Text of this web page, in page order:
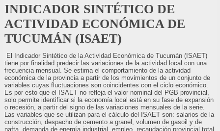
INDICADOR SINTÉTICO DE
ACTIVIDAD ECONÓMICA DE
TUCUMÁN (ISAET)
El Indicador Sintético de la Actividad Económica de Tucumán (ISAET)
tiene por finalidad predecir las variaciones de la actividad local con una
frecuencia mensual. Se estima el comportamiento de la actividad
económica de la provincia a partir de los movimientos de un conjunto de
variables cuyas fluctuaciones son coincidentes con el ciclo económico.
Es por esto que el ISAET no refleja el valor nominal del PGB provincial,
solo permite identificar si la economía local está en su fase de expansión
o recesión, a partir del signo de las variaciones mensuales de la serie.
Las variables que se utilizan para el cálculo del ISAET son: salarios de la
construcción, despacho de cemento a granel, volumen de gasoil y de
nafta, demanda de energía industrial, empleo, recaudación provincial total